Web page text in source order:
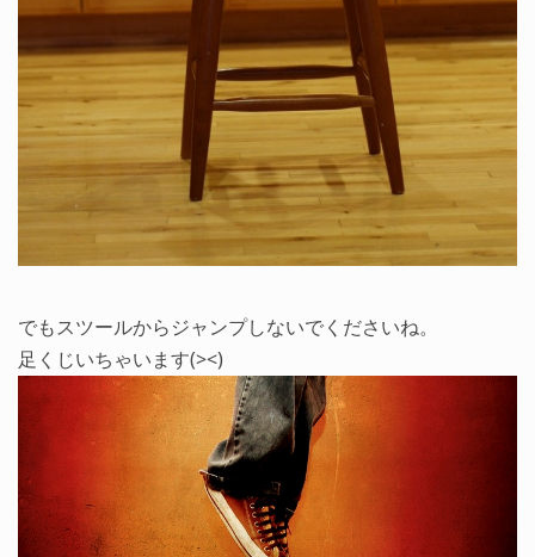
でもスツールからジャンプしないでくださいね。
足くじいちゃいます(><)